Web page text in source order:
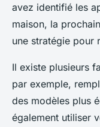
avez identifié les
maison, la
une stratégie pour
Il existe plusieurs
par exemple,
des modèles plus
également utiliser